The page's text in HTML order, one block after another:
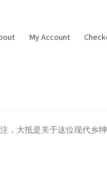
My Account
，大抵是关于这位现代乡